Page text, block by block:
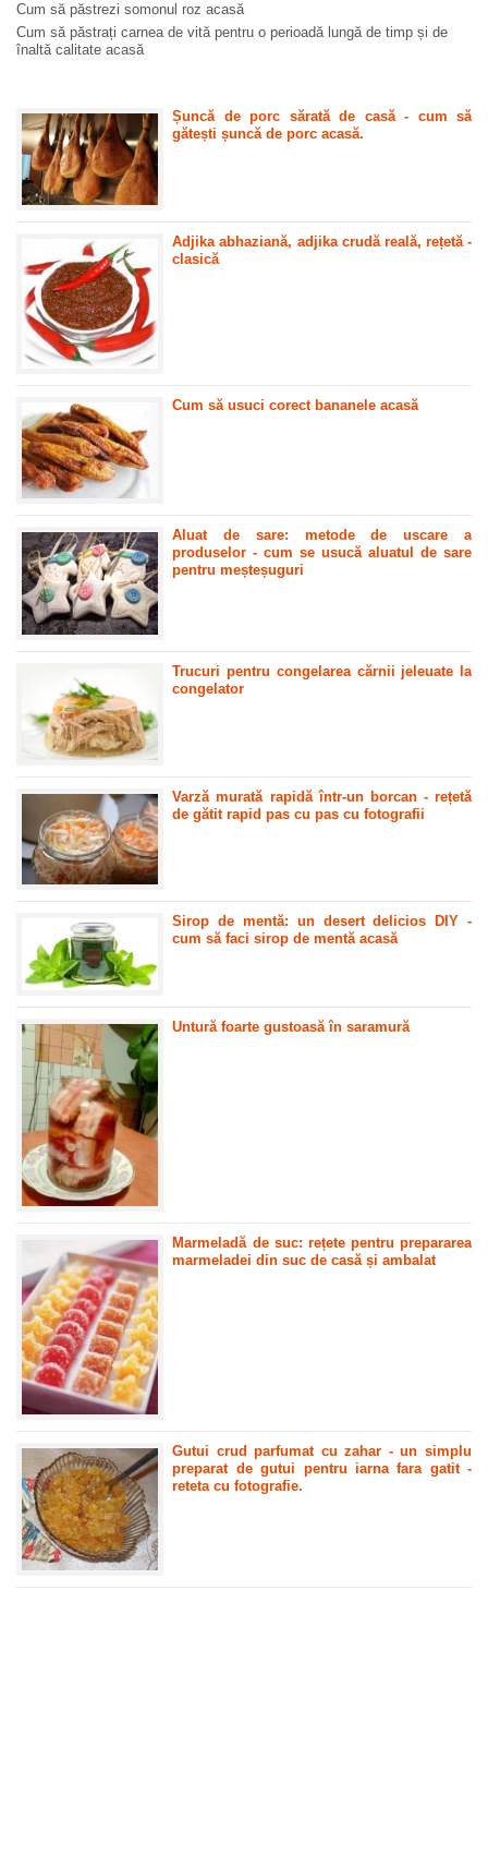
Cum să păstrezi somonul roz acasă
Cum să păstrați carnea de vită pentru o perioadă lungă de timp și de
înaltă calitate acasă
Șuncă de porc sărată de casă - cum să
gătești șuncă de porc acasă.
Adjika abhaziană, adjika crudă reală, rețetă -
clasică
Cum să usuci corect bananele acasă
Aluat de sare: metode de uscare a
produselor - cum se usucă aluatul de sare
pentru meșteșuguri
Trucuri pentru congelarea cărnii jeleuate la
congelator
Varză murată rapidă într-un borcan - rețetă
de gătit rapid pas cu pas cu fotografii
Sirop de mentă: un desert delicios DIY -
cum să faci sirop de mentă acasă
Untură foarte gustoasă în saramură
Marmeladă de suc: rețete pentru prepararea
marmeladei din suc de casă și ambalat
Gutui crud parfumat cu zahar - un simplu
preparat de gutui pentru iarna fara gatit -
reteta cu fotografie.